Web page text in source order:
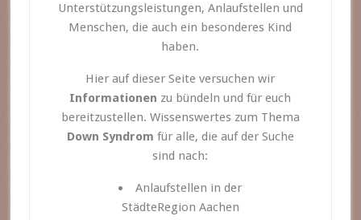
Unterstützungsleistungen, Anlaufstellen und
Menschen, die auch ein besonderes Kind
haben.
Hier auf dieser Seite versuchen wir
Informationen zu bündeln und für euch
bereitzustellen. Wissenswertes zum Thema
Down Syndrom für alle, die auf der Suche
sind nach:
Anlaufstellen in der
StädteRegion Aachen